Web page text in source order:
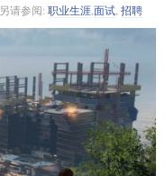
另请参阅: 职业生涯面试 招聘